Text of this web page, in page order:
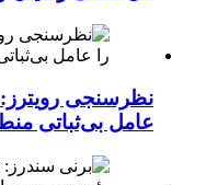
نظرسنجی رویترز:
عامل بی‌ثباتی